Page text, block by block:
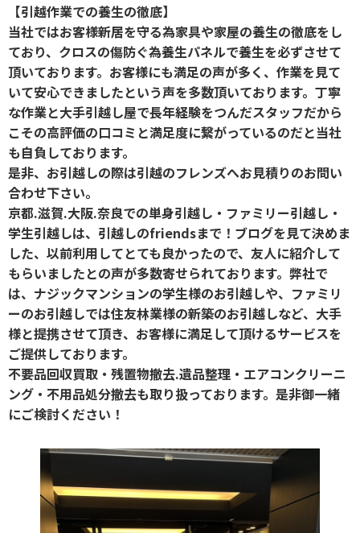
【引越作業での養生の徹底】
当社ではお客様新居を守る為家具や家屋の養生の徹底をし
ており、クロスの傷防ぐ為養生パネルで養生を必ずさせて
頂いております。お客様にも満足の声が多く、作業を見て
いて安心できましたという声を多数頂いております。丁寧
な作業と大手引越し屋で長年経験をつんだスタッフだから
こその高評価の口コミと満足度に繋がっているのだと当社
も自負しております。
是非、お引越しの際は引越のフレンズへお見積りのお問い
合わせ下さい。
京都.滋賀.大阪.奈良での単身引越し・ファミリー引越し・
学生引越しは、引越しのfriendsまで！ブログを見て決めま
した、以前利用してとても良かったので、友人に紹介して
もらいましたとの声が多数寄せられております。弊社で
は、ナジックマンションの学生様のお引越しや、ファミリ
ーのお引越しでは住友林業様の新築のお引越しなど、大手
様と提携させて頂き、お客様に満足して頂けるサービスを
ご提供しております。
不要品回収買取・残置物撤去.遺品整理・エアコンクリーニ
ング・不用品処分撤去も取り扱っております。是非御一緒
にご検討ください！